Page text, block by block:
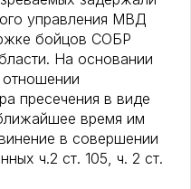
управления МВД
бойцов СОБР
На основании
отношении
пресечения в виде
время им
в совершении
ч.2 ст. 105, ч. 2 ст.